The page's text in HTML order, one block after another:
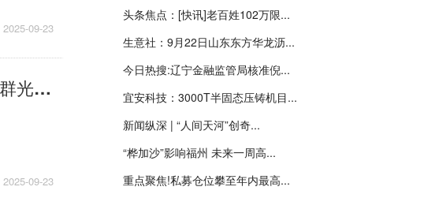
2025-09-23
要闻：谷歌测试通过压电陶瓷OCS技术，突破AI集群光交换性能瓶颈
2025-09-23
头条焦点：[快讯]老百姓102万限...
生意社：9月22日山东东方华龙沥...
今日热搜:辽宁金融监管局核准倪...
宜安科技：3000T半固态压铸机目...
新闻纵深 | “人间天河”创奇...
“桦加沙”影响福州 未来一周高...
重点聚焦!私募仓位攀至年内最高...